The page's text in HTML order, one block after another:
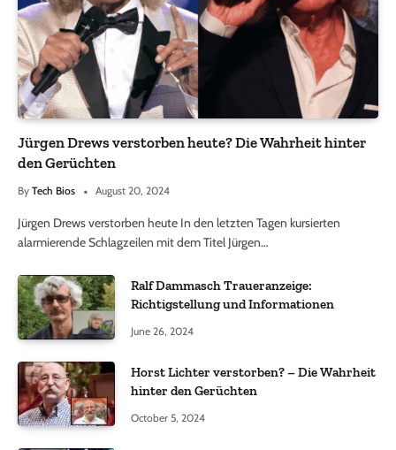
Jürgen Drews verstorben heute? Die Wahrheit hinter
den Gerüchten
By Tech Bios August 20, 2024
Jürgen Drews verstorben heute In den letzten Tagen kursierten
alarmierende Schlagzeilen mit dem Titel Jürgen…
Ralf Dammasch Traueranzeige:
Richtigstellung und Informationen
June 26, 2024
Horst Lichter verstorben? – Die Wahrheit
hinter den Gerüchten
October 5, 2024